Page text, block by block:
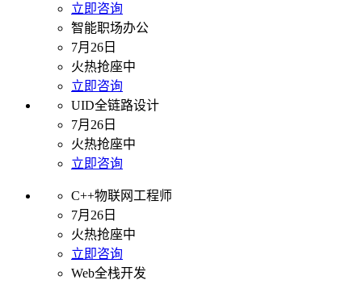
立即咨询
智能职场办公
7月26日
火热抢座中
立即咨询
UID全链路设计
7月26日
火热抢座中
立即咨询
C++物联网工程师
7月26日
火热抢座中
立即咨询
Web全栈开发